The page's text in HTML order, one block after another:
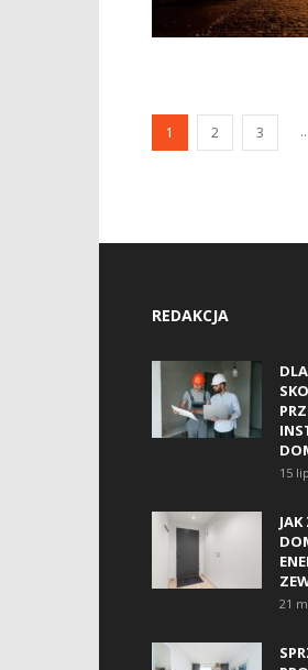
1 2 3 ...
REDAKCJA
15
21